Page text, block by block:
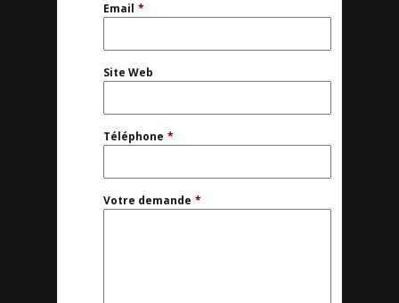
Email *
Site Web
Téléphone *
Votre demande *